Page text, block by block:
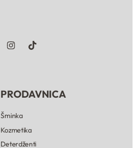
PRODAVNICA
Šminka
Kozmetika
Deterdženti